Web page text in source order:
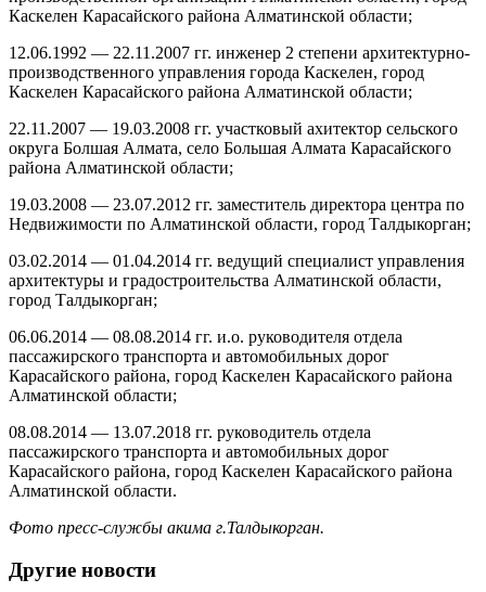
Каскелен Карасайского района Алматинской области;
12.06.1992 — 22.11.2007 гг. инженер 2 степени архитектурно-
производственного управления города Каскелен, город
Каскелен Карасайского района Алматинской области;
22.11.2007 — 19.03.2008 гг. участковый ахитектор сельского
округа Болшая Алмата, село Большая Алмата Карасайского
района Алматинской области;
19.03.2008 — 23.07.2012 гг. заместитель директора центра по
Недвижимости по Алматинской области, город Талдыкорган;
03.02.2014 — 01.04.2014 гг. ведущий специалист управления
архитектуры и градостроительства Алматинской области,
город Талдыкорган;
06.06.2014 — 08.08.2014 гг. и.о. руководителя отдела
пассажирского транспорта и автомобильных дорог
Карасайского района, город Каскелен Карасайского района
Алматинской области;
08.08.2014 — 13.07.2018 гг. руководитель отдела
пассажирского транспорта и автомобильных дорог
Карасайского района, город Каскелен Карасайского района
Алматинской области.
Фото пресс-службы акима г.Талдыкорган.
Другие новости